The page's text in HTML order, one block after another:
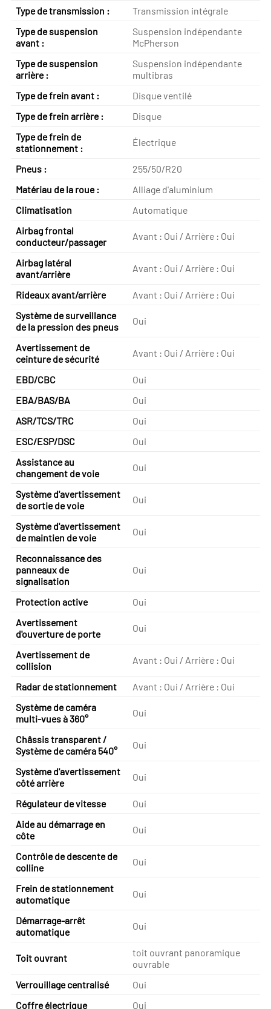
Type de transmission :
Transmission intégrale
Type de suspension
avant :
Suspension indépendante
McPherson
Type de suspension
arrière :
Suspension indépendante
multibras
Type de frein avant :
Disque ventilé
Type de frein arrière :
Disque
Type de frein de
stationnement :
Électrique
Pneus :
255/50/R20
Matériau de la roue :
Alliage d'aluminium
Climatisation
Automatique
Airbag frontal
conducteur/passager
Avant : Oui / Arrière : Oui
Airbag latéral
avant/arrière
Avant : Oui / Arrière : Oui
Rideaux avant/arrière
Avant : Oui / Arrière : Oui
Système de surveillance
de la pression des pneus
Oui
Avertissement de
ceinture de sécurité
Avant : Oui / Arrière : Oui
EBD/CBC
Oui
EBA/BAS/BA
Oui
ASR/TCS/TRC
Oui
ESC/ESP/DSC
Oui
Assistance au
changement de voie
Oui
Système d'avertissement
de sortie de voie
Oui
Système d'avertissement
de maintien de voie
Oui
Reconnaissance des
panneaux de
signalisation
Oui
Protection active
Oui
Avertissement
d'ouverture de porte
Oui
Avertissement de
collision
Avant : Oui / Arrière : Oui
Radar de stationnement
Avant : Oui / Arrière : Oui
Système de caméra
multi-vues à 360°
Oui
Châssis transparent /
Système de caméra 540°
Oui
Système d'avertissement
côté arrière
Oui
Régulateur de vitesse
Oui
Aide au démarrage en
côte
Oui
Contrôle de descente de
colline
Oui
Frein de stationnement
automatique
Oui
Démarrage-arrêt
automatique
Oui
Toit ouvrant
toit ouvrant panoramique
ouvrable
Verrouillage centralisé
Oui
Coffre électrique
Oui